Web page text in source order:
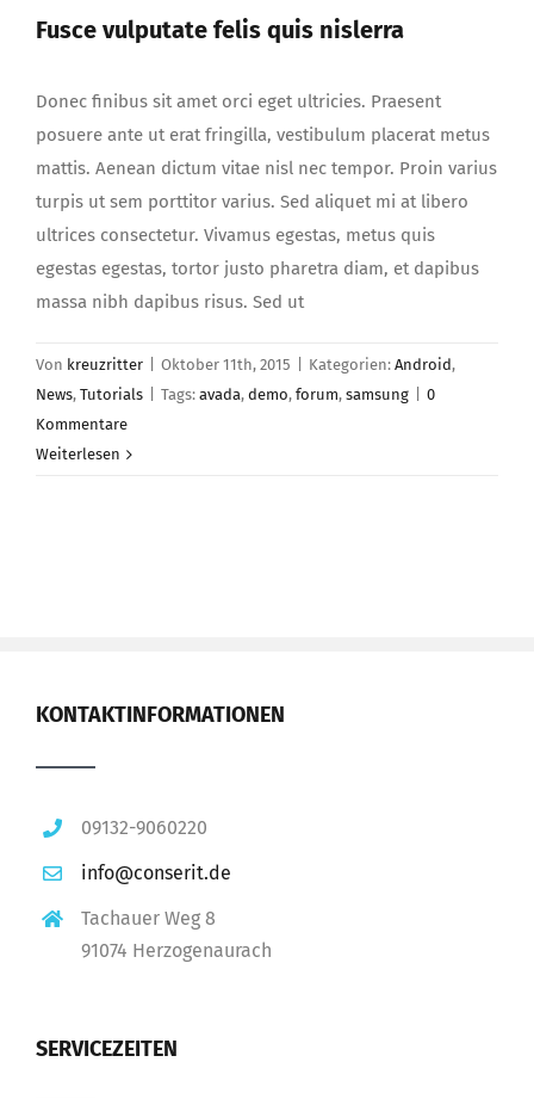
Fusce vulputate felis quis nislerra
Donec finibus sit amet orci eget ultricies. Praesent
posuere ante ut erat fringilla, vestibulum placerat metus
mattis. Aenean dictum vitae nisl nec tempor. Proin varius
turpis ut sem porttitor varius. Sed aliquet mi at libero
ultrices consectetur. Vivamus egestas, metus quis
egestas egestas, tortor justo pharetra diam, et dapibus
massa nibh dapibus risus. Sed ut
Von kreuzritter Oktober 11th, 2015 Kategorien: Android,
News, Tutorials Tags: avada, demo, forum, samsung
0
Kommentare
Weiterlesen
KONTAKTINFORMATIONEN
09132-9060220
info@conserit.de
Tachauer Weg 8
91074 Herzogenaurach
SERVICEZEITEN